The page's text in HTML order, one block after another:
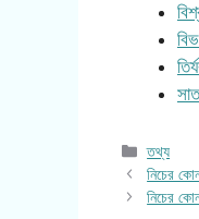
তথ্য
নিচের
নিচের